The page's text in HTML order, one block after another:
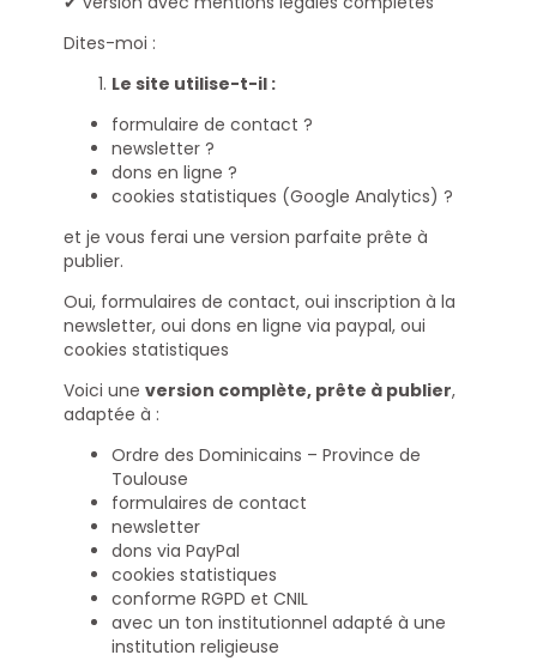
Dites-moi :
Le site utilise-t-il :
formulaire de contact ?
newsletter ?
dons en ligne ?
cookies statistiques (Google Analytics) ?
et je vous ferai une version parfaite prête à
publier.
Oui, formulaires de contact, oui inscription à la
newsletter, oui dons en ligne via paypal, oui
cookies statistiques
Voici une version complète, prête à publier,
adaptée à :
Ordre des Dominicains – Province de
Toulouse
formulaires de contact
newsletter
dons via PayPal
cookies statistiques
conforme RGPD et CNIL
avec un ton institutionnel adapté à une
institution religieuse